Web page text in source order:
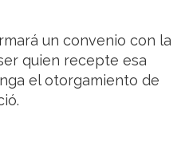
un convenio con la
quien recepte esa
el otorgamiento de